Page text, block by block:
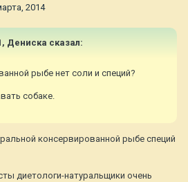
2014
Дениска сказал:
рыбе нет соли и специй?
собаке.
консервированной рыбе специй
диетологи-натуральщики очень